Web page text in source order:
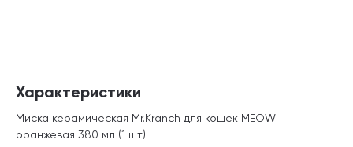
Характеристики
Миска керамическая Mr.Kranch для кошек MEOW
оранжевая 380 мл (1 шт)